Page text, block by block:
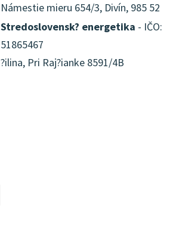
Námestie mieru 654/3, Divín, 985 52
Stredoslovensk? energetika - IČO:
51865467
?ilina, Pri Raj?ianke 8591/4B